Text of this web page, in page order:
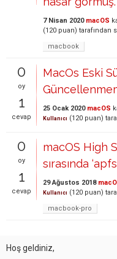
7 Nisan 2020 macOS
(120 puan) tarafından
macbook
0
oy
1
cevap
MacOs Eski
25 Ocak 2020 macOS
Kullanıcı (120 puan)
0
oy
1
cevap
macOS High
sırasında
29 Ağustos 2018
Kullanıcı (120 puan)
macbook-pro
Hoş geldiniz,